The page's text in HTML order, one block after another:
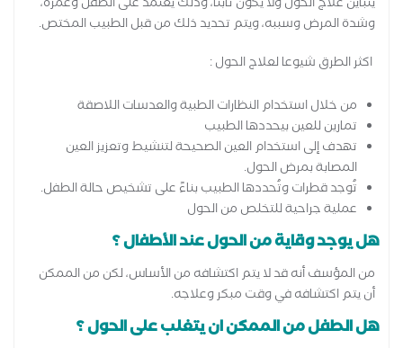
وشدة المرض وسببه، ويتم تحديد ذلك من قبل الطبيب المختص.
اكثر الطرق شيوعا لعلاج الحول :
من خلال استخدام النظارات الطبية والعدسات اللاصقة
تمارين للعين بيحددها الطبيب
تهدف إلى استخدام العين الصحيحة لتنشيط وتعزيز العين
المصابة بمرض الحول.
تُوجد قطرات وتُحددها الطبيب بناءً على تشخيص حالة الطفل.
عملية جراحية للتخلص من الحول
هل يوجد وقاية من الحول عند الأطفال ؟
من المؤسف أنه قد لا يتم اكتشافه من الأساس، لكن من الممكن
أن يتم اكتشافه في وقت مبكر وعلاجه.
هل الطفل من الممكن ان يتغلب على الحول ؟